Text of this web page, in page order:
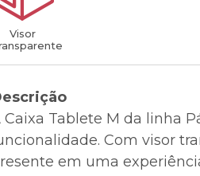
in
Visor
Caixa Tablete M da linha
Com visor
em uma